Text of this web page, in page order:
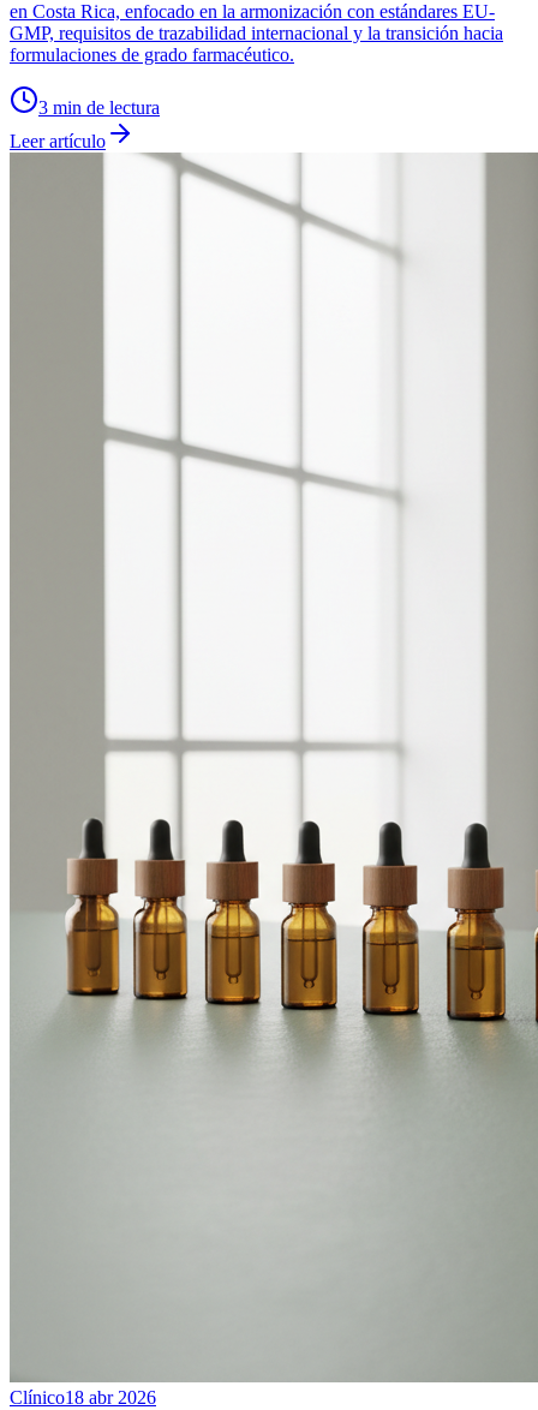
en Costa Rica, enfocado en la armonización con estándares EU-
GMP, requisitos de trazabilidad internacional y la transición hacia
formulaciones de grado farmacéutico.
3 min de lectura
Leer artículo
Clínico18 abr 2026